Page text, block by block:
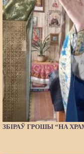
ЗБІРАЎ ГРОШЫ “НА